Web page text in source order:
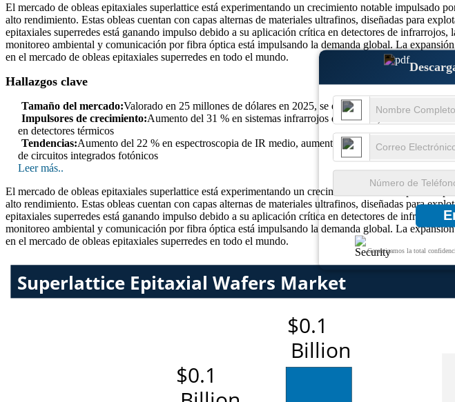
Garantizamos la total
El mercado de obleas epitaxiales superlattice está experimentando un crecimiento notable impulsado
alto rendimiento. Estas obleas cuentan con capas alternas de materiales ultrafinos, diseñadas para
epitaxiales superredes está ganando impulso debido a su aplicación crítica en detectores de
monitoreo ambiental y comunicación por fibra óptica está impulsando la demanda global. La
en el mercado de obleas epitaxiales superredes en todo el mundo.
Hallazgos clave
Tamaño del mercado:Valorado en 25 millones de dólares en 2025, se espera que alcance los 33
Impulsores de crecimiento:Aumento del 31 % en sistemas infrarrojos de defensa, aumento del
en detectores térmicos
Tendencias:Aumento del 22 % en espectroscopia de IR medio, aumento del 29 % en
de circuitos integrados fotónicos
Leer más..
El mercado de obleas epitaxiales superlattice está experimentando un crecimiento notable impulsado
alto rendimiento. Estas obleas cuentan con capas alternas de materiales ultrafinos, diseñadas para
epitaxiales superredes está ganando impulso debido a su aplicación crítica en detectores de
monitoreo ambiental y comunicación por fibra óptica está impulsando la demanda global. La
en el mercado de obleas epitaxiales superredes en todo el mundo.